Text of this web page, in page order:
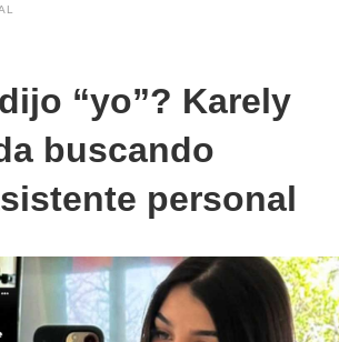
“yo”? Karely
buscando
personal